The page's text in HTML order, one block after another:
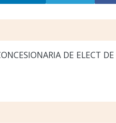
DE ELECT